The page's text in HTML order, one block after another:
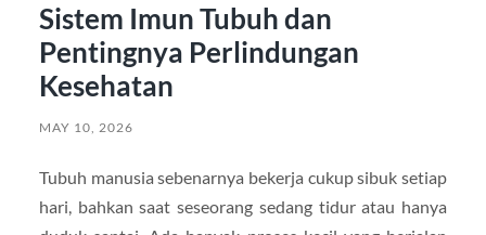
Sistem Imun Tubuh dan
Pentingnya Perlindungan
Kesehatan
MAY 10, 2026
Tubuh manusia sebenarnya bekerja cukup sibuk setiap
hari, bahkan saat seseorang sedang tidur atau hanya